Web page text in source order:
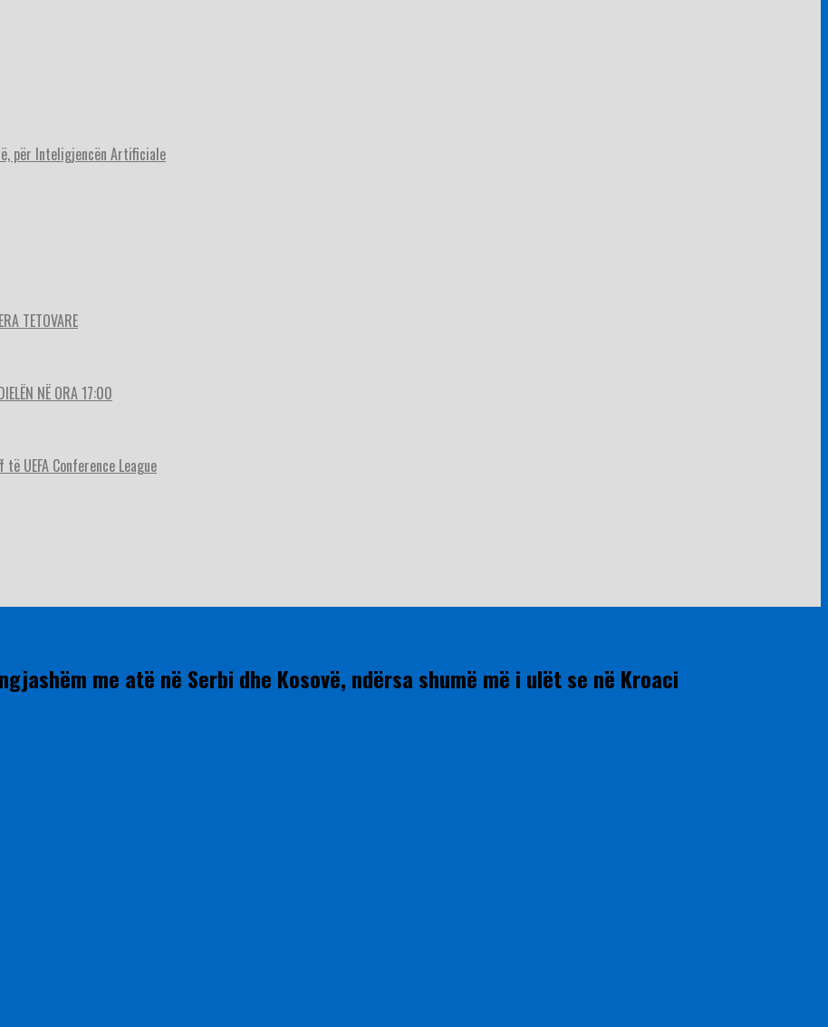
për Inteligjencën Artificiale
TETOVARE
NË ORA 17:00
UEFA Conference League
me atë në Serbi dhe Kosovë, ndërsa shumë më i ulët se në Kroaci